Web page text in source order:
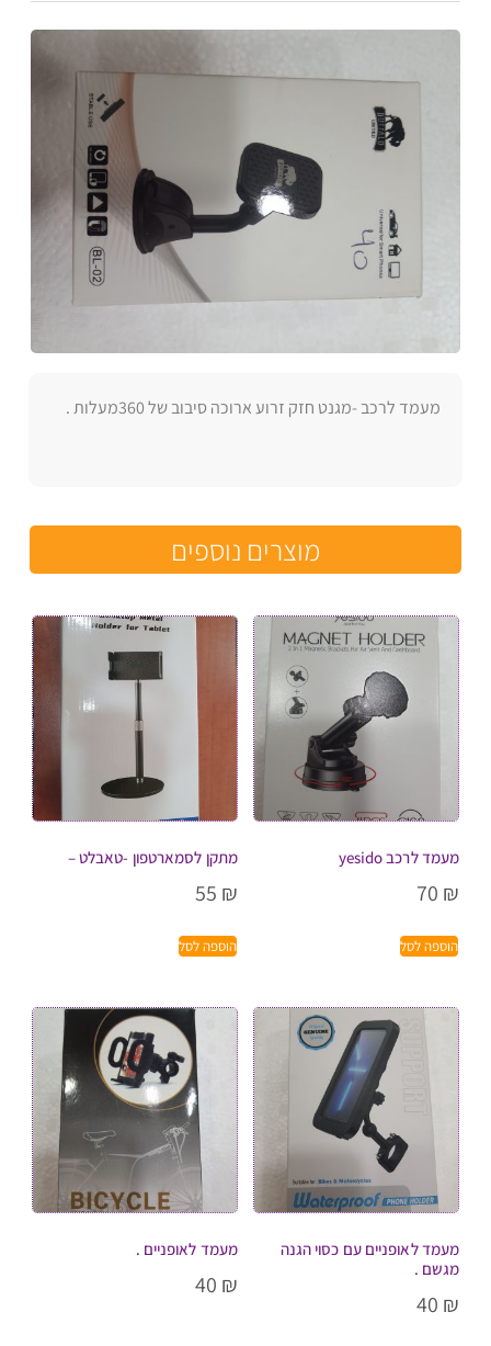
מעמד לרכב -מגנט חזק זרוע ארוכה סיבוב של 360מעלות .
מוצרים נוספים
מעמד לרכב yesido
70 ₪
הוספה לסל
מתקן לסמארטפון -טאבלט –
55 ₪
הוספה לסל
מעמד לאופניים עם כסוי הגנה
מגשם .
40 ₪
מעמד לאופניים .
40 ₪